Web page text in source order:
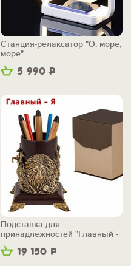
5 990 Р
Станция-релаксатор "О, море,
море"
19 150 Р
Подставка для
принадлежностей "Главный -
Я"